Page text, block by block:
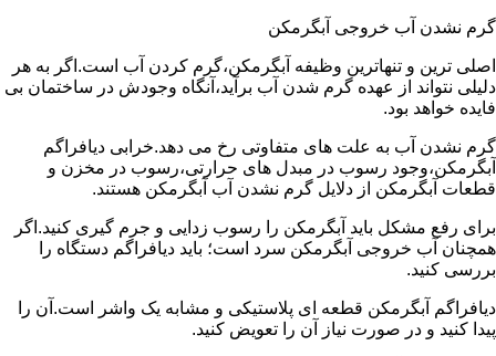
گرم نشدن آب خروجی آبگرمکن
اصلی ترین و تنهاترین وظیفه آبگرمکن،گرم کردن آب است.اگر به هر
دلیلی نتواند از عهده گرم شدن آب برآید،آنگاه وجودش در ساختمان بی
فایده خواهد بود.
گرم نشدن آب به علت های متفاوتی رخ می دهد.خرابی دیافراگم
آبگرمکن،وجود رسوب در مبدل های حرارتی،رسوب در مخزن و
قطعات آبگرمکن از دلایل گرم نشدن آب آبگرمکن هستند.
برای رفع مشکل باید آبگرمکن را رسوب زدایی و جرم گیری کنید.اگر
همچنان آب خروجی آبگرمکن سرد است؛ باید دیافراگم دستگاه را
بررسی کنید.
دیافراگم آبگرمکن قطعه ای پلاستیکی و مشابه یک واشر است.آن را
پیدا کنید و در صورت نیاز آن را تعویض کنید.